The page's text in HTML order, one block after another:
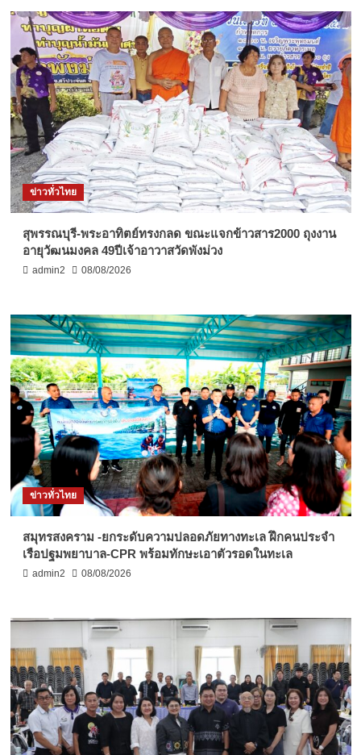
ข่าวทั่วไทย
สุพรรณบุรี-พระอาทิตย์ทรงกลด ขณะแจกข้าวสาร2000 ถุงงาน
อายุวัฒนมงคล 49ปีเจ้าอาวาสวัดพังม่วง
admin2 08/08/2026
ข่าวทั่วไทย
สมุทรสงคราม -ยกระดับความปลอดภัยทางทะเล ฝึกคนประจำ
เรือปฐมพยาบาล-CPR พร้อมทักษะเอาตัวรอดในทะเล
admin2 08/08/2026